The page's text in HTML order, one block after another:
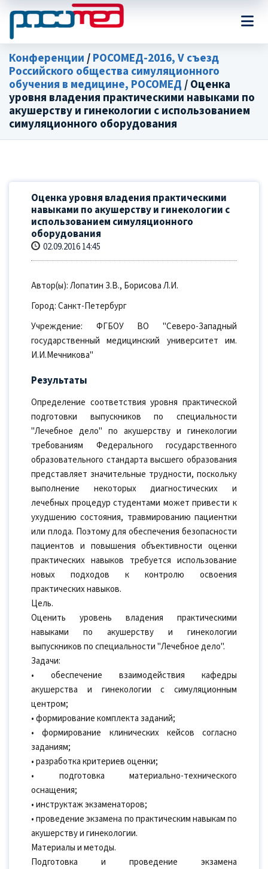
Конференции/РОСОМЕД-2016, V съезд
Российского общества симуляционного
обучения в медицине, РОСОМЕД/ Оценка
уровня владения практическими навыками по
акушерству и гинекологии с использованием
симуляционного оборудования
Оценка уровня владения практическими
навыками по акушерству и гинекологии с
использованием симуляционного
оборудования
02.09.2016 14:45
Автор(ы): Лопатин З.В., Борисова Л.И.
Город: Санкт-Петербург
Учреждение: ФГБОУ ВО "Северо-Западный
государственный медицинский университет им.
И.И.Мечникова"
Результаты
Определение соответствия уровня практической
подготовки выпускников по специальности
"Лечебное дело" по акушерству и гинекологии
требованиям Федерального государственного
образовательного стандарта высшего образования
представляет значительные трудности, поскольку
выполнение некоторых диагностических и
лечебных процедур студентами может привести к
ухудшению состояния, травмированию пациентки
или плода. Поэтому для обеспечения безопасности
пациентов и повышения объективности оценки
практических навыков требуется использование
новых подходов к контролю освоения
практических навыков.
Цель.
Оценить уровень владения практическими
навыками по акушерству и гинекологии
выпускников по специальности "Лечебное дело".
Задачи:
• обеспечение взаимодействия кафедры
акушерства и гинекологии с симуляционным
центром;
• формирование комплекта заданий;
• формирование клинических кейсов согласно
заданиям;
• разработка критериев оценки;
• подготовка материально-технического
оснащения;
• инструктаж экзаменаторов;
• проведение экзамена по практическим навыкам по
акушерству и гинекологии.
Материалы и методы.
Подготовка и проведение экзамена